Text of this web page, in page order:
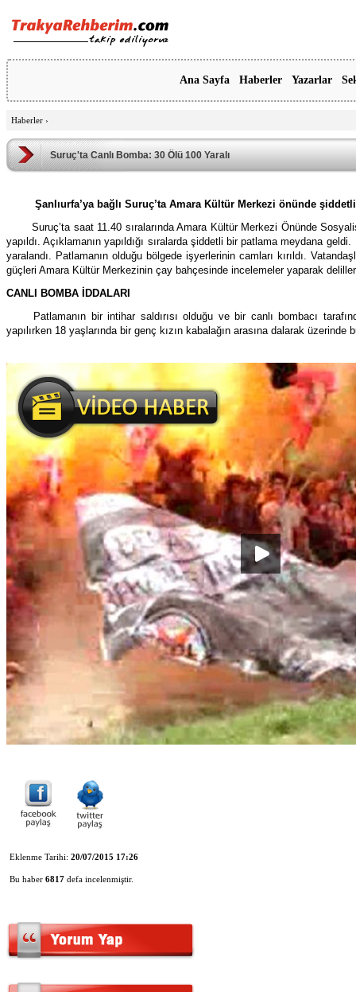
Ana Sayfa Haberler Yazarlar
Haberler ›
Suruç'ta Canlı Bomba: 30 Ölü 100 Yaralı
Şanlıurfa’ya bağlı Suruç’ta Amara Kültür Merkezi önünde
Suruç’ta saat 11.40 sıralarında Amara Kültür Merkezi Önünde
yapıldı. Açıklamanın yapıldığı sıralarda şiddetli bir patlama meydana
yaralandı. Patlamanın olduğu bölgede işyerlerinin camları kırıldı.
güçleri Amara Kültür Merkezinin çay bahçesinde incelemeler yaparak
CANLI BOMBA İDDALARI
Patlamanın bir intihar saldırısı olduğu ve bir canlı bombacı
yapılırken 18 yaşlarında bir genç kızın kabalağın arasına dalarak üzerinde
Eklenme Tarihi: 20/07/2015 17:26
Bu haber 6817 defa incelenmiştir.